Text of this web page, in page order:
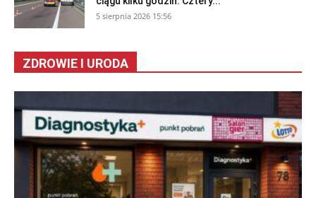
5 sierpnia 2026 15:56
ZDROWIE I URODA